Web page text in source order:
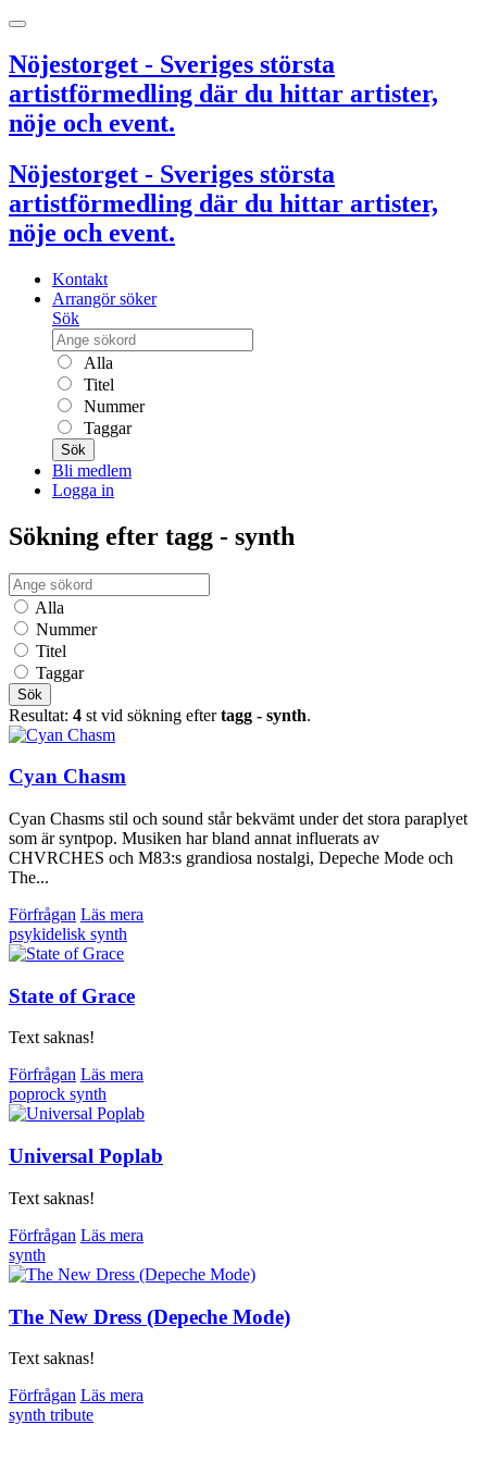
Nöjestorget - Sveriges största
artistförmedling där du hittar artister,
nöje och event.
Nöjestorget - Sveriges största
artistförmedling där du hittar artister,
nöje och event.
Kontakt
Arrangör söker
Sök
Alla
Titel
Nummer
Taggar
Sök
Bli medlem
Logga in
Sökning efter tagg - synth
Alla
Nummer
Titel
Taggar
Sök
Resultat: 4 st vid sökning eftertagg - synth.
Cyan Chasm
Cyan Chasms stil och sound står bekvämt under det stora paraplyet
som är syntpop. Musiken har bland annat influerats av
CHVRCHES och M83:s grandiosa nostalgi, Depeche Mode och
The...
Förfrågan Läs mera
psykidelisk synth
State of Grace
Text saknas!
Förfrågan Läs mera
poprock synth
Universal Poplab
Text saknas!
Förfrågan Läs mera
synth
The New Dress (Depeche Mode)
Text saknas!
Förfrågan Läs mera
synth tribute